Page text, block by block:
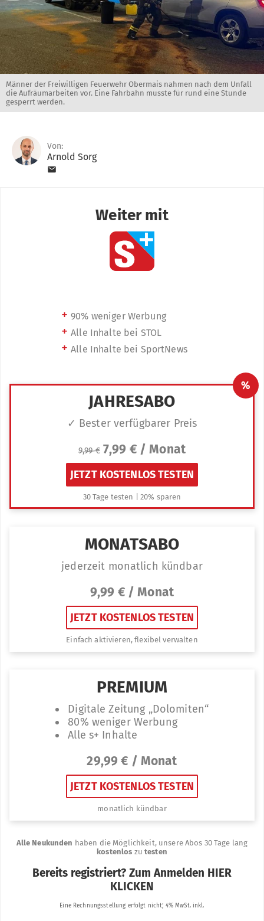
Männer der Freiwilligen Feuerwehr Obermais nahmen nach dem Unfall
die Aufräumarbeiten vor. Eine Fahrbahn musste für rund eine Stunde
gesperrt werden.
Von:
Arnold Sorg